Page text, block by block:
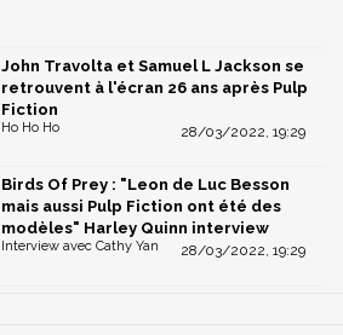
John Travolta et Samuel L Jackson se
retrouvent à l'écran 26 ans après Pulp
Fiction
28/03/2022, 19:29
Ho Ho Ho
Birds Of Prey : "Leon de Luc Besson
mais aussi Pulp Fiction ont été des
modèles" Harley Quinn interview
28/03/2022, 19:29
Interview avec Cathy Yan